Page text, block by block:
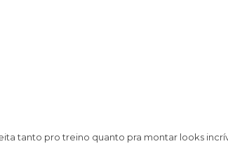
tanto pro treino quanto pra montar looks